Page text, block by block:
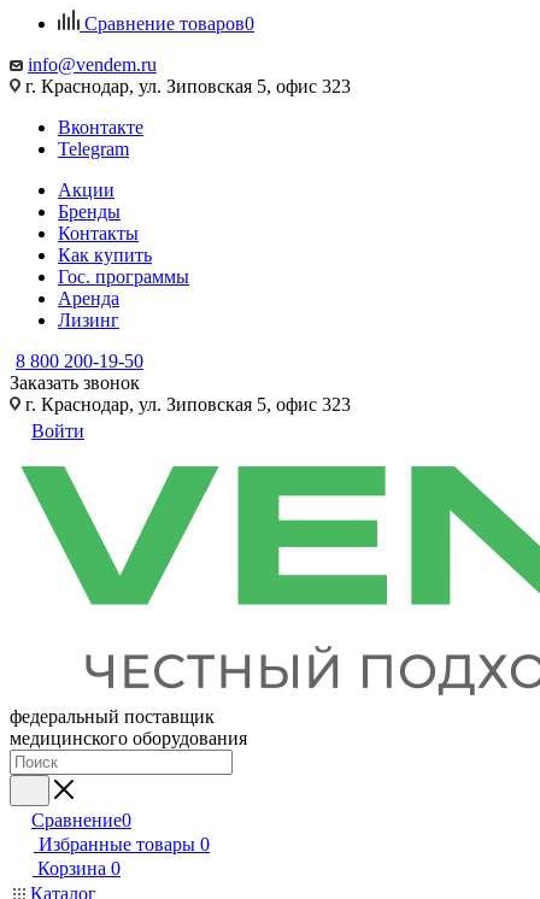
Сравнение товаров0
info@vendem.ru
г. Краснодар, ул. Зиповская 5, офис 323
Вконтакте
Telegram
Акции
Бренды
Контакты
Как купить
Гос. программы
Аренда
Лизинг
8 800 200-19-50
Заказать звонок
г. Краснодар, ул. Зиповская 5, офис 323
Войти
федеральный поставщик
медицинского оборудования
Сравнение0
Избранные товары 0
Корзина 0
Каталог